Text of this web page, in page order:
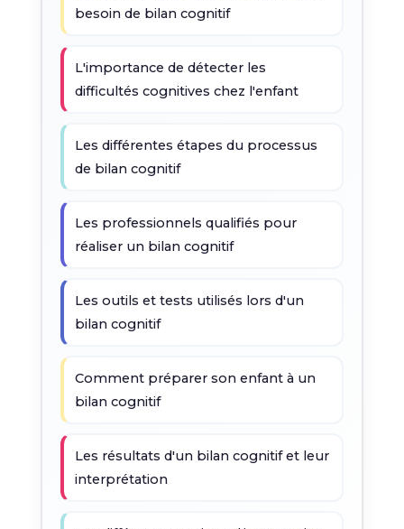
besoin de bilan cognitif
L'importance de détecter les
difficultés cognitives chez l'enfant
Les différentes étapes du processus
de bilan cognitif
Les professionnels qualifiés pour
réaliser un bilan cognitif
Les outils et tests utilisés lors d'un
bilan cognitif
Comment préparer son enfant à un
bilan cognitif
Les résultats d'un bilan cognitif et leur
interprétation